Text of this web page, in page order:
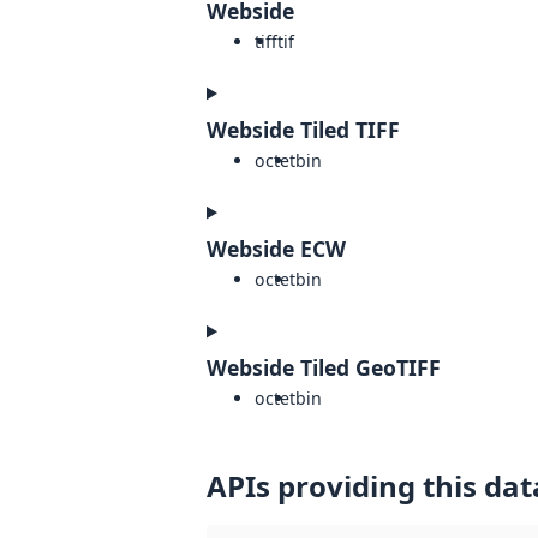
Webside
tifftif
Webside Tiled TIFF
octetbin
Webside ECW
octetbin
Webside Tiled GeoTIFF
octetbin
APIs providing this